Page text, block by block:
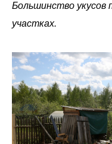
Большинство укусов
участках.